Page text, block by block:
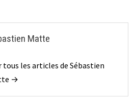
Matte
tous les articles de Sébastien
→